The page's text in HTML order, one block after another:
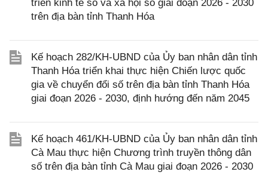
triển kinh tế số và xã hội số giai đoạn 2026 - 2030
trên địa bàn tỉnh Thanh Hóa
Kế hoạch 282/KH-UBND của Ủy ban nhân dân tỉnh
Thanh Hóa triển khai thực hiện Chiến lược quốc
gia về chuyển đổi số trên địa bàn tỉnh Thanh Hóa
giai đoạn 2026 - 2030, định hướng đến năm 2045
Kế hoạch 461/KH-UBND của Ủy ban nhân dân tỉnh
Cà Mau thực hiện Chương trình truyền thông dân
số trên địa bàn tỉnh Cà Mau giai đoạn 2026 - 2030